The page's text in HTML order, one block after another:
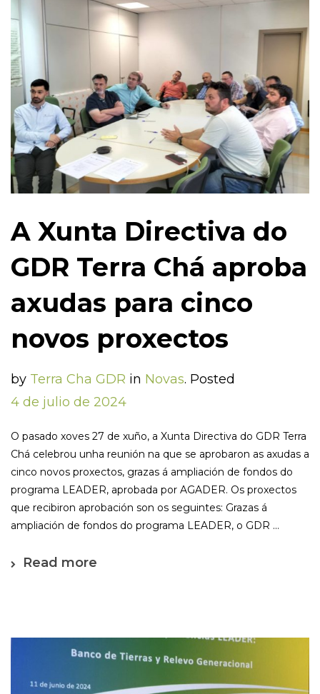
A Xunta Directiva do
GDR Terra Chá aproba
axudas para cinco
novos proxectos
by Terra Cha GDR in Novas. Posted
4 de julio de 2024
O pasado xoves 27 de xuño, a Xunta Directiva do GDR Terra
Chá celebrou unha reunión na que se aprobaron as axudas a
cinco novos proxectos, grazas á ampliación de fondos do
programa LEADER, aprobada por AGADER. Os proxectos
que recibiron aprobación son os seguintes: Grazas á
ampliación de fondos do programa LEADER, o GDR ...
Read more